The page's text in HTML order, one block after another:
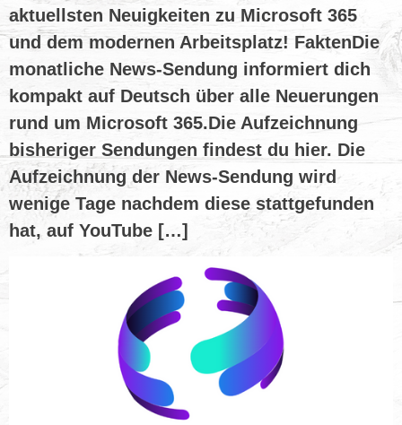
aktuellsten Neuigkeiten zu Microsoft 365
und dem modernen Arbeitsplatz! FaktenDie
monatliche News-Sendung informiert dich
kompakt auf Deutsch über alle Neuerungen
rund um Microsoft 365.Die Aufzeichnung
bisheriger Sendungen findest du hier. Die
Aufzeichnung der News-Sendung wird
wenige Tage nachdem diese stattgefunden
hat, auf YouTube […]